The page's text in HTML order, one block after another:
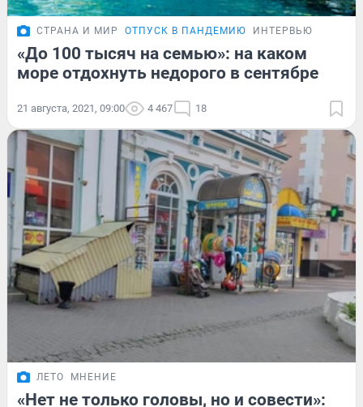
СТРАНА И МИР ОТПУСК В ПАНДЕМИЮ ИНТЕРВЬЮ
«До 100 тысяч на семью»: на каком
море отдохнуть недорого в сентябре
21 августа, 2021, 09:00 4 467 18
ЛЕТО МНЕНИЕ
«Нет не только головы, но и совести»: